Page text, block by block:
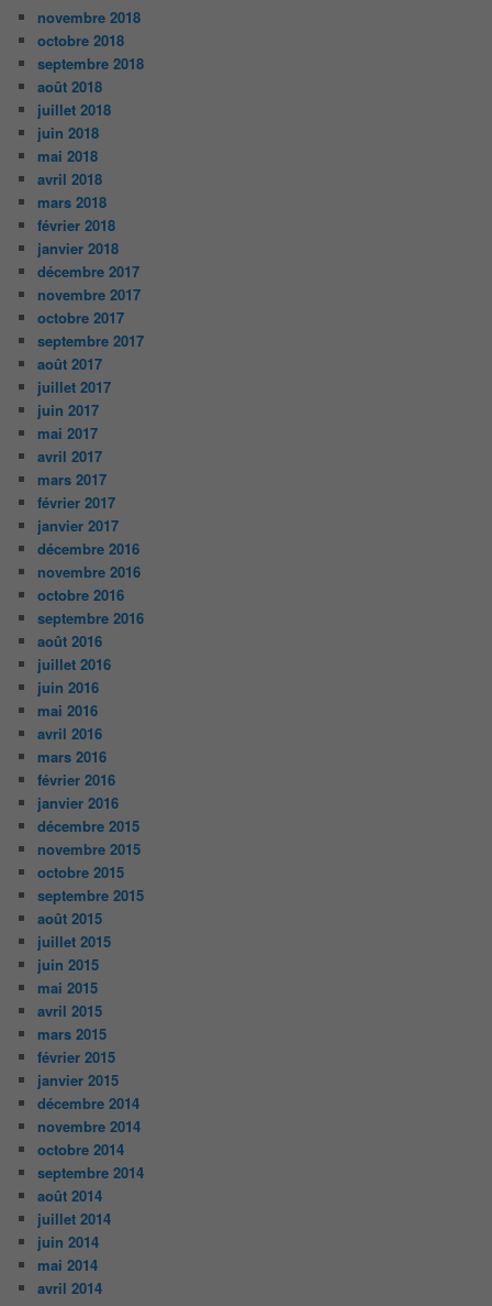
novembre 2018
octobre 2018
septembre 2018
août 2018
juillet 2018
juin 2018
mai 2018
avril 2018
mars 2018
février 2018
janvier 2018
décembre 2017
novembre 2017
octobre 2017
septembre 2017
août 2017
juillet 2017
juin 2017
mai 2017
avril 2017
mars 2017
février 2017
janvier 2017
décembre 2016
novembre 2016
octobre 2016
septembre 2016
août 2016
juillet 2016
juin 2016
mai 2016
avril 2016
mars 2016
février 2016
janvier 2016
décembre 2015
novembre 2015
octobre 2015
septembre 2015
août 2015
juillet 2015
juin 2015
mai 2015
avril 2015
mars 2015
février 2015
janvier 2015
décembre 2014
novembre 2014
octobre 2014
septembre 2014
août 2014
juillet 2014
juin 2014
mai 2014
avril 2014